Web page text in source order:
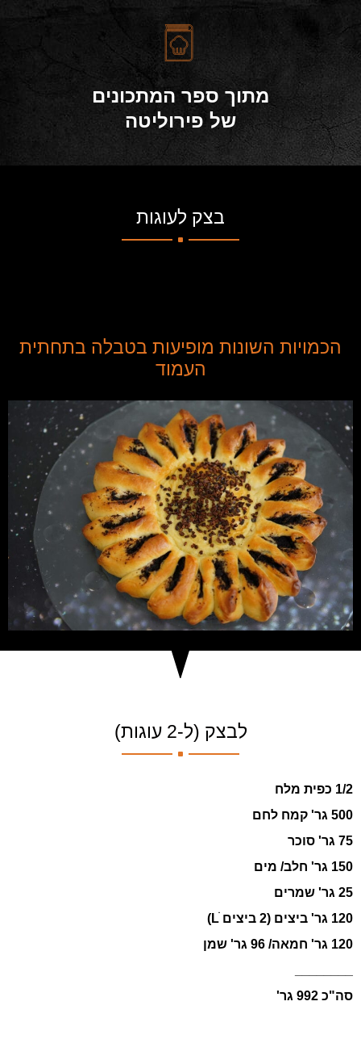
מתוך ספר המתכונים
של פירוליטה
בצק לעוגות
.
הכמויות השונות מופיעות בטבלה בתחתית
העמוד
לבצק (ל-2 עוגות)
.
1/2 כפית מלח
500 גר' קמח לחם
75 גר' סוכר
150 גר' חלב/ מים
25 גר' שמרים
120 גר' ביצים (2 ביצים Lׂׂ)
120 גר' חמאה/ 96 גר' שמן
סה"כ 992 גר'